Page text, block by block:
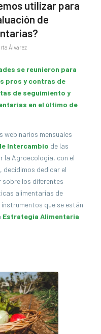
utilizar para
de
Álvarez
se reunieron para
pros y contras de
de seguimiento y
en el último de
webinarios mensuales
Intercambio de las
la Agroecología, con el
decidimos dedicar el
los diferentes
alimentarias de
que se están
Estrategia Alimentaria